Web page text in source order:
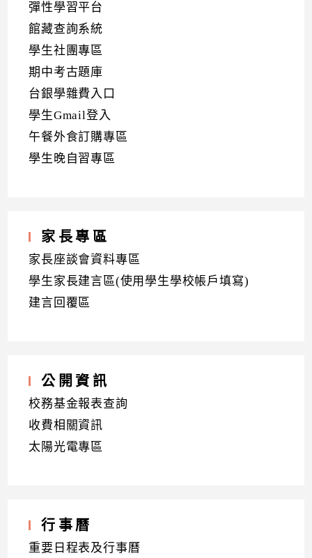
彈性學習平台
館藏查詢系統
學生社團專區
期中考古題庫
台銀學雜費入口
學生Gmail登入
午餐外食訂購專區
學生晚自習專區
家長專區
家長座談會資料專區
學生家長建言區(使用學生學校帳戶填寫)
建言回覆區
公開資訊
校務基金報表查詢
收費相關資訊
太陽光電專區
行事曆
重要日程表及行事曆